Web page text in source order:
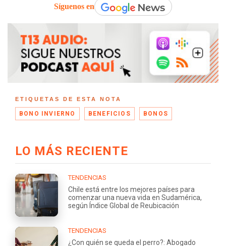
Síguenos en
ETIQUETAS DE ESTA NOTA
BONO INVIERNO BENEFICIOS BONOS
LO MÁS RECIENTE
TENDENCIAS
Chile está entre los mejores países para
comenzar una nueva vida en Sudamérica,
según Índice Global de Reubicación
TENDENCIAS
¿Con quién se queda el perro?: Abogado